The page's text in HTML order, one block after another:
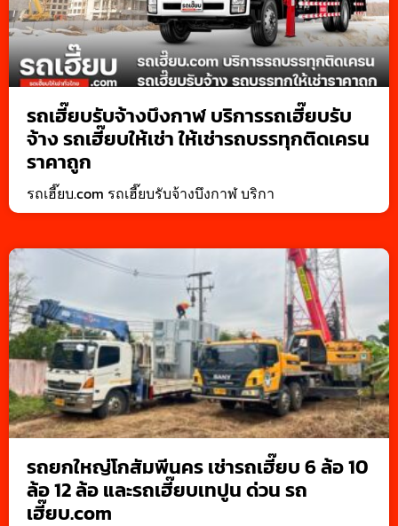
รถเฮี๊ยบรับจ้างบึงกาฬ บริการรถเฮี๊ยบรับ
จ้าง รถเฮี๊ยบให้เช่า ให้เช่ารถบรรทุกติดเครน
ราคาถูก
รถเฮี๊ยบ.com รถเฮี๊ยบรับจ้างบึงกาฬ บริกา
รถยกใหญ่โกสัมพีนคร เช่ารถเฮี๊ยบ 6 ล้อ 10
ล้อ 12 ล้อ และรถเฮี๊ยบเทปูน ด่วน รถ
เฮี๊ยบ.com